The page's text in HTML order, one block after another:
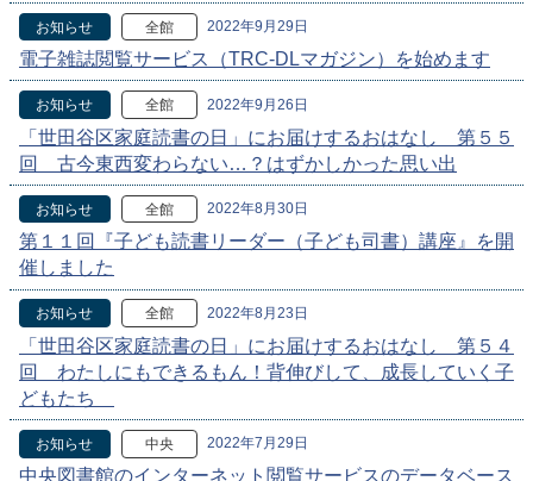
お知らせ 全館 2022年9月29日
電子雑誌閲覧サービス（TRC-DLマガジン）を始めます
お知らせ 全館 2022年9月26日
「世田谷区家庭読書の日」にお届けするおはなし 第５５
回 古今東西変わらない…？はずかしかった思い出
お知らせ 全館 2022年8月30日
第１１回『子ども読書リーダー（子ども司書）講座』を開
催しました
お知らせ 全館 2022年8月23日
「世田谷区家庭読書の日」にお届けするおはなし 第５４
回 わたしにもできるもん！背伸びして、成長していく子
どもたち
お知らせ 中央 2022年7月29日
中央図書館のインターネット閲覧サービスのデータベース